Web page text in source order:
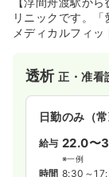
時間 8:30～
年間休日124
リニックです。「
メディカルフィ
透析正・准看
日勤のみ（常
給与 22.0〜
※一例
時間 8:30～